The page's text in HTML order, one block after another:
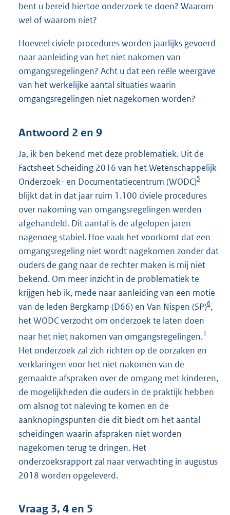
bent u bereid hiertoe onderzoek te doen? Waarom
wel of waarom niet?
Hoeveel civiele procedures worden jaarlijks gevoerd
naar aanleiding van het niet nakomen van
omgangsregelingen? Acht u dat een reële weergave
van het werkelijke aantal situaties waarin
omgangsregelingen niet nagekomen worden?
Antwoord 2 en 9
Ja, ik ben bekend met deze problematiek. Uit de
Factsheet Scheiding 2016 van het Wetenschappelijk
Onderzoek- en Documentatiecentrum (WODC)5
blijkt dat in dat jaar ruim 1.100 civiele procedures
over nakoming van omgangsregelingen werden
afgehandeld. Dit aantal is de afgelopen jaren
nagenoeg stabiel. Hoe vaak het voorkomt dat een
omgangsregeling niet wordt nagekomen zonder dat
ouders de gang naar de rechter maken is mij niet
bekend. Om meer inzicht in de problematiek te
krijgen heb ik, mede naar aanleiding van een motie
van de leden Bergkamp (D66) en Van Nispen (SP)6,
het WODC verzocht om onderzoek te laten doen
naar het niet nakomen van omgangsregelingen.1
Het onderzoek zal zich richten op de oorzaken en
verklaringen voor het niet nakomen van de
gemaakte afspraken over de omgang met kinderen,
de mogelijkheden die ouders in de praktijk hebben
om alsnog tot naleving te komen en de
aanknopingspunten die dit biedt om het aantal
scheidingen waarin afspraken niet worden
nagekomen terug te dringen. Het
onderzoeksrapport zal naar verwachting in augustus
2018 worden opgeleverd.
Vraag 3, 4 en 5